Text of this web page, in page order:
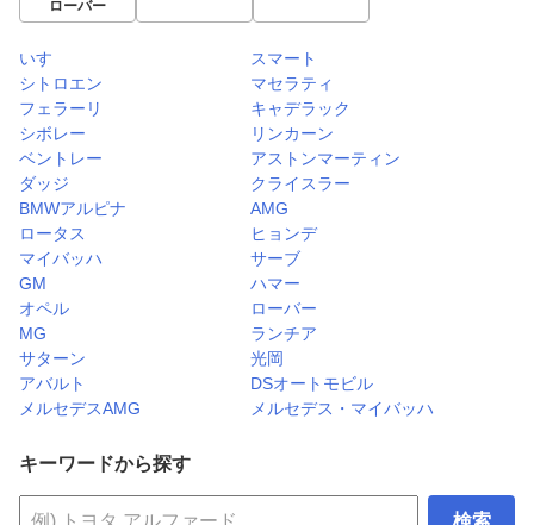
ローバー
いすゞ
スマート
シトロエン
マセラティ
フェラーリ
キャデラック
シボレー
リンカーン
ベントレー
アストンマーティン
ダッジ
クライスラー
BMWアルピナ
AMG
ロータス
ヒョンデ
マイバッハ
サーブ
GM
ハマー
オペル
ローバー
MG
ランチア
サターン
光岡
アバルト
DSオートモビル
メルセデスAMG
メルセデス・マイバッハ
キーワードから探す
検索